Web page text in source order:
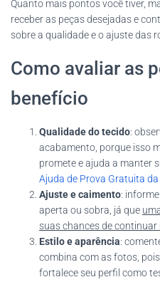
Quanto mais pontos você tiver,
receber as peças desejadas e
sobre a qualidade e o ajuste das
Como avaliar as
benefício
Qualidade do tecido:
acabamento, porque isso
promete e ajuda a manter
Ajuda de Prova Gratuita da
Ajuste e caimento:
aperta ou sobra, já que
suas chances de
Estilo e aparência:
combina com as fotos,
fortalece seu perfil como